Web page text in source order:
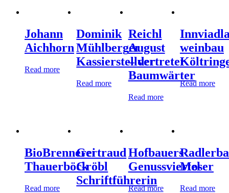
Johann
Aichhorn
Read more
Dominik
Mühlberger
Kassierstellvertreter
Read more
Reichl
August
– der
Baumwärter
Read more
weinbau
Read more
BioBrennerei
Thauerböck
Read more
Gertraud
Gröbl
Schriftführerin
Hofbauers
Genussviertel
Read more
Moser
Read more